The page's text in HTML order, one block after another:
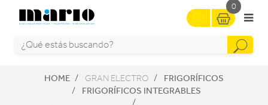
0
HOME GRAN ELECTRO
FRIGORÍFICOS
FRIGORÍFICOS INTEGRABLES